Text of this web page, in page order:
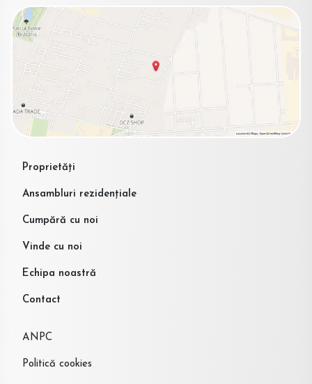
Proprietăți
Ansambluri rezidențiale
Cumpără cu noi
Vinde cu noi
Echipa noastră
Contact
ANPC
Politică cookies